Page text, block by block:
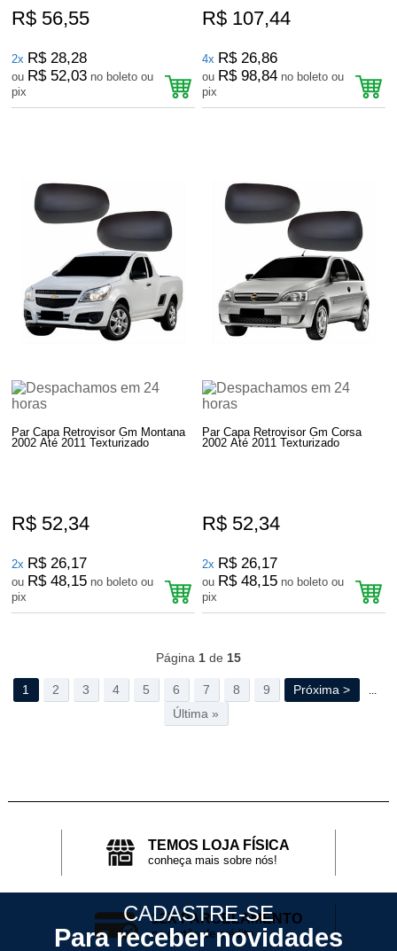
R$ 56,55
2x R$ 28,28
ou R$ 52,03 no boleto ou
pix
R$ 107,44
4x R$ 26,86
ou R$ 98,84 no boleto ou
pix
Par Capa Retrovisor Gm Montana
2002 Até 2011 Texturizado
R$ 52,34
2x R$ 26,17
ou R$ 48,15 no boleto ou
pix
Par Capa Retrovisor Gm Corsa
2002 Até 2011 Texturizado
R$ 52,34
2x R$ 26,17
ou R$ 48,15 no boleto ou
pix
Página 1de 15
1 2 3 4 5 6 7 8 9 Próxima > ...
Última »
TEMOS LOJA FÍSICA
conheça mais sobre nós!
12X PARCELAMENTO
no cartão de crédito
CADASTRE-SE
Para receber novidades